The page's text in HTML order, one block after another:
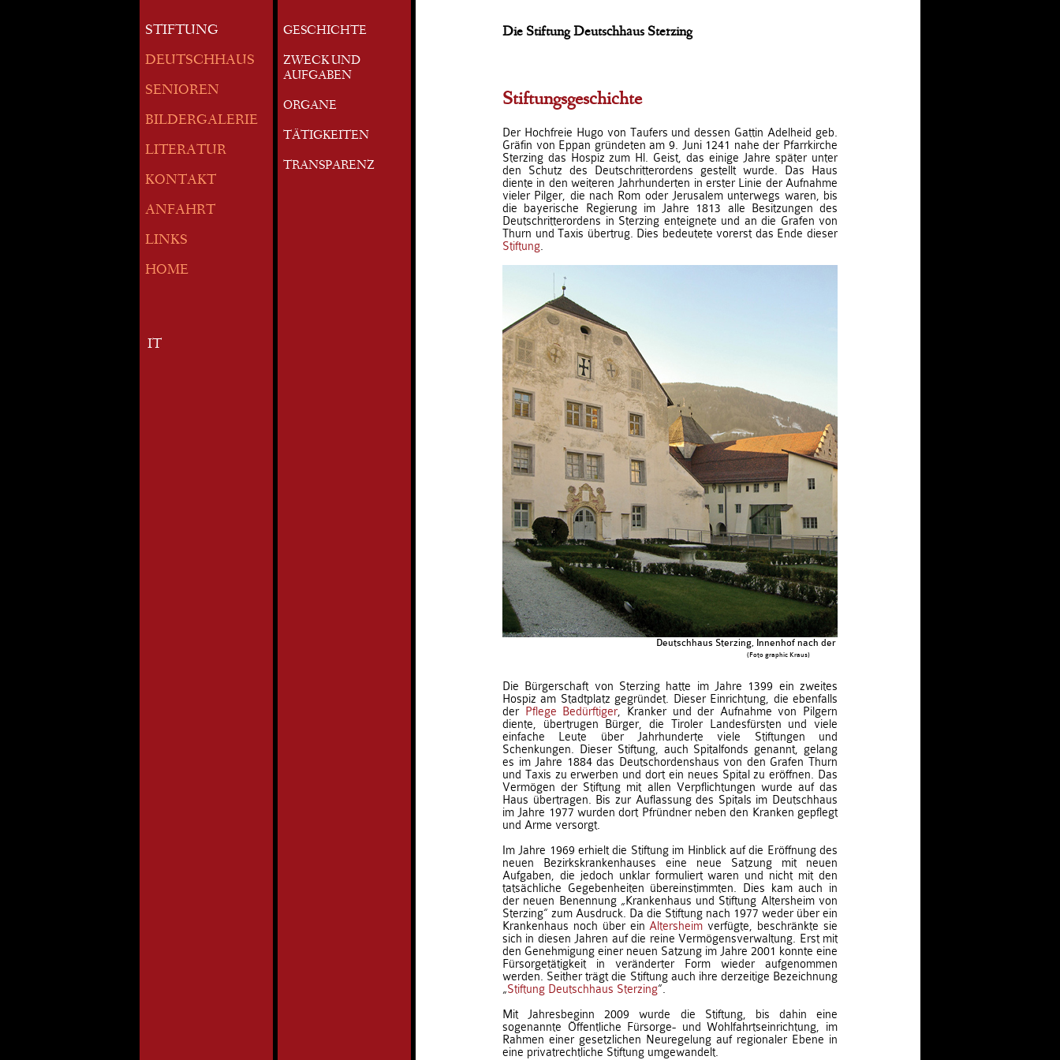
STIFTUNG
DEUTSCHHAUS
SENIOREN
BILDERGALERIE
LITERATUR
KONTAKT
ANFAHRT
LINKS
HOME
IT
GESCHICHTE
ZWECK UND
AUFGABEN
ORGANE
TÄTIGKEITEN
TRANSPARENZ
Die Stiftung Deutschhaus Sterzing
Stiftungsgeschichte
Der Hochfreie Hugo von Taufers und dessen Gattin Adelheid geb.
Gräfin von Eppan gründeten am 9. Juni 1241 nahe der Pfarrkirche
Sterzing das Hospiz zum Hl. Geist, das einige Jahre später unter
den Schutz des Deutschritterordens gestellt wurde. Das Haus
diente in den weiteren Jahrhunderten in erster Linie der Aufnahme
vieler Pilger, die nach Rom oder Jerusalem unterwegs waren, bis
die bayerische Regierung im Jahre 1813 alle Besitzungen des
Deutschritterordens in Sterzing enteignete und an die Grafen von
Thurn und Taxis übertrug. Dies bedeutete vorerst das Ende dieser
Stiftung.
Deutschhaus Sterzing, Innenhof nach der Restaurierung
(Foto graphic Kraus)
Die Bürgerschaft von Sterzing hatte im Jahre 1399 ein zweites
Hospiz am Stadtplatz gegründet. Dieser Einrichtung, die ebenfalls
der Pflege Bedürftiger, Kranker und der Aufnahme von Pilgern
diente, übertrugen Bürger, die Tiroler Landesfürsten und viele
einfache Leute über Jahrhunderte viele Stiftungen und
Schenkungen. Dieser Stiftung, auch Spitalfonds genannt, gelang
es im Jahre 1884 das Deutschordenshaus von den Grafen Thurn
und Taxis zu erwerben und dort ein neues Spital zu eröffnen. Das
Vermögen der Stiftung mit allen Verpflichtungen wurde auf das
Haus übertragen. Bis zur Auflassung des Spitals im Deutschhaus
im Jahre 1977 wurden dort Pfründner neben den Kranken gepflegt
und Arme versorgt.
Im Jahre 1969 erhielt die Stiftung im Hinblick auf die Eröffnung des
neuen Bezirkskrankenhauses eine neue Satzung mit neuen
Aufgaben, die jedoch unklar formuliert waren und nicht mit den
tatsächliche Gegebenheiten übereinstimmten. Dies kam auch in
der neuen Benennung „Krankenhaus und Stiftung Altersheim von
Sterzing“ zum Ausdruck. Da die Stiftung nach 1977 weder über ein
Krankenhaus noch über einAltersheim verfügte, beschränkte sie
sich in diesen Jahren auf die reine Vermögensverwaltung. Erst mit
den Genehmigung einer neuen Satzung im Jahre 2001 konnte eine
Fürsorgetätigkeit in veränderter Form wieder aufgenommen
werden. Seither trägt die Stiftung auch ihre derzeitige Bezeichnung
„Stiftung Deutschhaus Sterzing“.
Mit Jahresbeginn 2009 wurde die Stiftung, bis dahin eine
sogenannte Öffentliche Fürsorge- und Wohlfahrtseinrichtung, im
Rahmen einer gesetzlichen Neuregelung auf regionaler Ebene in
eine privatrechtliche Stiftung umgewandelt.